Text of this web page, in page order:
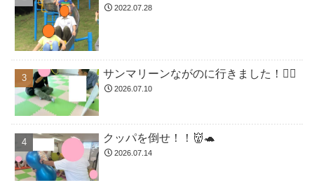
2022.07.28
サンマリーンながのに行きました！🏊🏻
2026.07.10
クッパを倒せ！！👹🐢
2026.07.14